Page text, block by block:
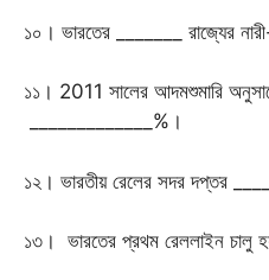
১০। ভারতের _______ রাজ্যের
১১। 2011 সালের আদমশুমারি
_____________%।
১২। ভারতীয় রেলের সদর দপ্তর
১৩। ভারতের প্রথম রেললাইন চালু